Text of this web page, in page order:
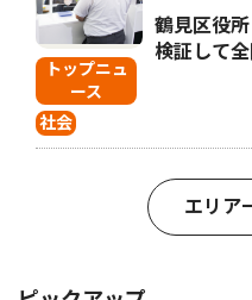
トップニュ
ース
社会
鶴見区役
検証して
エリア